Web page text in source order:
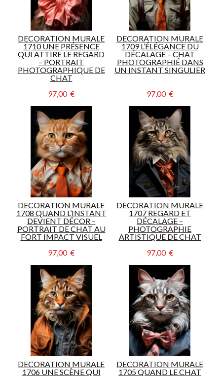
DECORATION MURALE
1710 UNE PRÉSENCE
QUI ATTIRE LE REGARD
– PORTRAIT
PHOTOGRAPHIQUE DE
CHAT
97,00  €
DECORATION MURALE
1709 L’ÉLÉGANCE DU
DÉCALAGE – CHAT
PHOTOGRAPHIÉ DANS
UN INSTANT SINGULIER
97,00  €
DECORATION MURALE
1708 QUAND L’INSTANT
DEVIENT DÉCOR –
PORTRAIT DE CHAT AU
FORT IMPACT VISUEL
97,00  €
DECORATION MURALE
1707 REGARD ET
DÉCALAGE –
PHOTOGRAPHIE
ARTISTIQUE DE CHAT
97,00  €
DECORATION MURALE
1706 UNE SCÈNE QUI
DECORATION MURALE
1705 QUAND LE CHAT